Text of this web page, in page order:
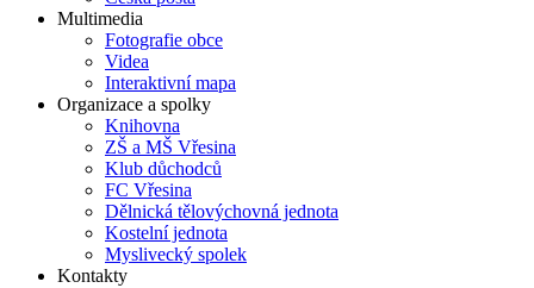
Multimedia
Fotografie obce
Videa
Interaktivní mapa
Organizace a spolky
Knihovna
ZŠ a MŠ Vřesina
Klub důchodců
FC Vřesina
Dělnická tělovýchovná jednota
Kostelní jednota
Myslivecký spolek
Kontakty